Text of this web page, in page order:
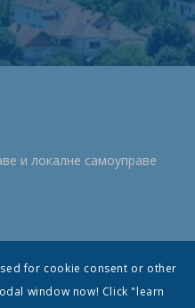
и локалне самоуправе
for cookie consent or other
window now! Click "learn